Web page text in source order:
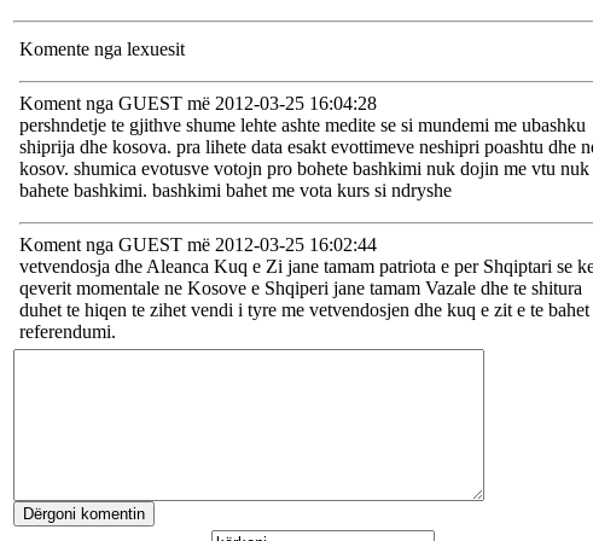
Komente nga lexuesit
Koment nga GUEST më 2012-03-25 16:04:28
pershndetje te gjithve shume lehte ashte medite se si mundemi me ubashku
shiprija dhe kosova. pra lihete data esakt evottimeve neshipri poashtu dhe
kosov. shumica evotusve votojn pro bohete bashkimi nuk dojin me vtu nuk
bahete bashkimi. bashkimi bahet me vota kurs si ndryshe
Koment nga GUEST më 2012-03-25 16:02:44
vetvendosja dhe Aleanca Kuq e Zi jane tamam patriota e per Shqiptari se
qeverit momentale ne Kosove e Shqiperi jane tamam Vazale dhe te shitura
duhet te hiqen te zihet vendi i tyre me vetvendosjen dhe kuq e zit e te bahet
referendumi.